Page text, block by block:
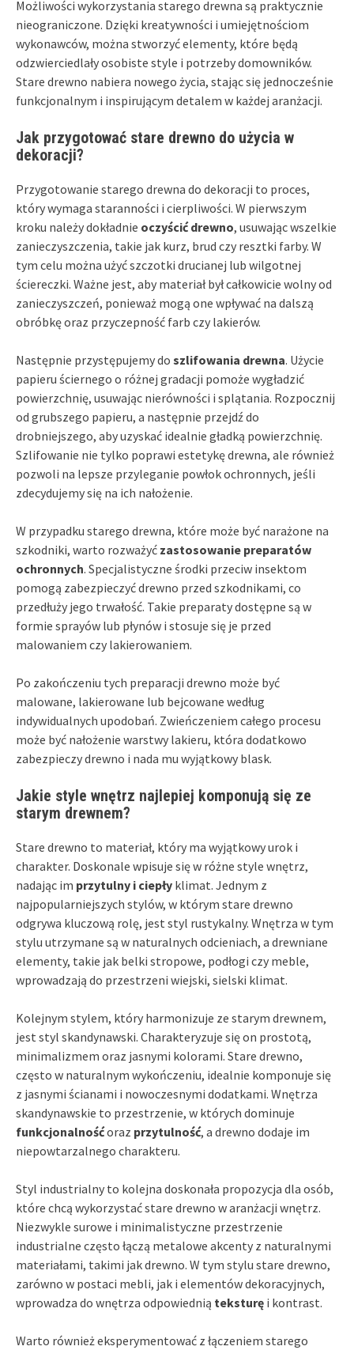
Możliwości wykorzystania starego drewna są praktycznie
nieograniczone. Dzięki kreatywności i umiejętnościom
wykonawców, można stworzyć elementy, które będą
odzwierciedlały osobiste style i potrzeby domowników.
Stare drewno nabiera nowego życia, stając się jednocześnie
funkcjonalnym i inspirującym detalem w każdej aranżacji.
Jak przygotować stare drewno do użycia w
dekoracji?
Przygotowanie starego drewna do dekoracji to proces,
który wymaga staranności i cierpliwości. W pierwszym
kroku należy dokładnie oczyścić drewno, usuwając wszelkie
zanieczyszczenia, takie jak kurz, brud czy resztki farby. W
tym celu można użyć szczotki drucianej lub wilgotnej
ściereczki. Ważne jest, aby materiał był całkowicie wolny od
zanieczyszczeń, ponieważ mogą one wpływać na dalszą
obróbkę oraz przyczepność farb czy lakierów.
Następnie przystępujemy do szlifowania drewna. Użycie
papieru ściernego o różnej gradacji pomoże wygładzić
powierzchnię, usuwając nierówności i splątania. Rozpocznij
od grubszego papieru, a następnie przejdź do
drobniejszego, aby uzyskać idealnie gładką powierzchnię.
Szlifowanie nie tylko poprawi estetykę drewna, ale również
pozwoli na lepsze przyleganie powłok ochronnych, jeśli
zdecydujemy się na ich nałożenie.
W przypadku starego drewna, które może być narażone na
szkodniki, warto rozważyć zastosowanie preparatów
ochronnych. Specjalistyczne środki przeciw insektom
pomogą zabezpieczyć drewno przed szkodnikami, co
przedłuży jego trwałość. Takie preparaty dostępne są w
formie sprayów lub płynów i stosuje się je przed
malowaniem czy lakierowaniem.
Po zakończeniu tych preparacji drewno może być
malowane, lakierowane lub bejcowane według
indywidualnych upodobań. Zwieńczeniem całego procesu
może być nałożenie warstwy lakieru, która dodatkowo
zabezpieczy drewno i nada mu wyjątkowy blask.
Jakie style wnętrz najlepiej komponują się ze
starym drewnem?
Stare drewno to materiał, który ma wyjątkowy urok i
charakter. Doskonale wpisuje się w różne style wnętrz,
nadając im przytulny i ciepły klimat. Jednym z
najpopularniejszych stylów, w którym stare drewno
odgrywa kluczową rolę, jest styl rustykalny. Wnętrza w tym
stylu utrzymane są w naturalnych odcieniach, a drewniane
elementy, takie jak belki stropowe, podłogi czy meble,
wprowadzają do przestrzeni wiejski, sielski klimat.
Kolejnym stylem, który harmonizuje ze starym drewnem,
jest styl skandynawski. Charakteryzuje się on prostotą,
minimalizmem oraz jasnymi kolorami. Stare drewno,
często w naturalnym wykończeniu, idealnie komponuje się
z jasnymi ścianami i nowoczesnymi dodatkami. Wnętrza
skandynawskie to przestrzenie, w których dominuje
funkcjonalnośćoraz przytulność, a drewno dodaje im
niepowtarzalnego charakteru.
Styl industrialny to kolejna doskonała propozycja dla osób,
które chcą wykorzystać stare drewno w aranżacji wnętrz.
Niezwykle surowe i minimalistyczne przestrzenie
industrialne często łączą metalowe akcenty z naturalnymi
materiałami, takimi jak drewno. W tym stylu stare drewno,
zarówno w postaci mebli, jak i elementów dekoracyjnych,
wprowadza do wnętrza odpowiednią teksturę i kontrast.
Warto również eksperymentować z łączeniem starego